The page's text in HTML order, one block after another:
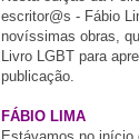
escritor@s - Fábio
novíssimas obras,
Livro LGBT para
publicação.
FÁBIO LIMA